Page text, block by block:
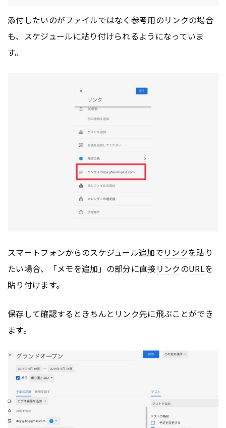
添付したいのがファイルではなく参考用のリンクの場合
も、スケジュールに貼り付けられるようになっていま
す。
スマートフォンからのスケジュール追加でリンクを貼り
たい場合、「メモを追加」の部分に直接 リンクのURLを
貼り付けます。
保存して確認するときちんと リンク先に飛ぶことができ
ます。